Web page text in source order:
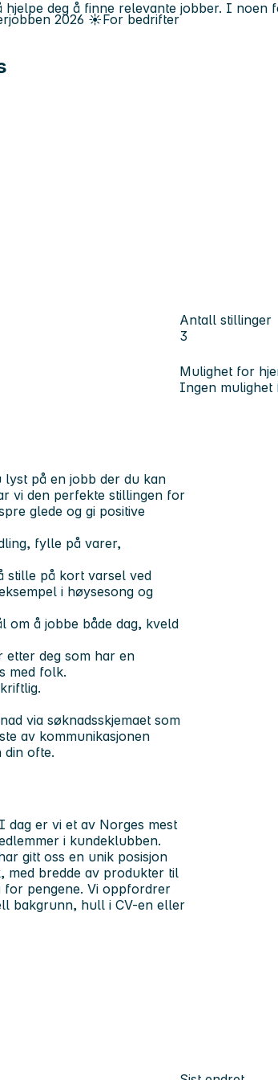
2026 ☀️For bedrifter
Antall stillinger
3
Mulighet for
Ingen mulighet
deg å finne relevante jobber. I
lyst på en jobb der du kan
vi den perfekte stillingen for
glede og gi positive
fylle på varer,
stille på kort varsel ved
i høysesong og
om å jobbe både dag, kveld
etter deg som har en
med folk.
via søknadsskjemaet som
av kommunikasjonen
din ofte.
dag er vi et av Norges mest
i kundeklubben.
gitt oss en unik posisjon
med bredde av produkter til
for pengene. Vi oppfordrer
bakgrunn, hull i CV-en eller